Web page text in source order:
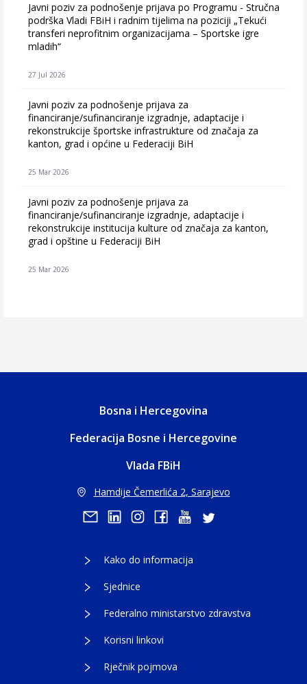
Javni poziv za podnošenje prijava po Programu - Stručna
podrška Vladi FBiH i radnim tijelima na poziciji „Tekući
transferi neprofitnim organizacijama – Sportske igre
mladih“
27 Jul 2026
Javni poziv za podnošenje prijava za
financiranje/sufinanciranje izgradnje, adaptacije i
rekonstrukcije športske infrastrukture od značaja za
kanton, grad i općine u Federaciji BiH
25 Mar 2026
Javni poziv za podnošenje prijava za
financiranje/sufinanciranje izgradnje, adaptacije i
rekonstrukcije institucija kulture od značaja za kanton,
grad i opštine u Federaciji BiH
25 Mar 2026
Bosna i Hercegovina
Federacija Bosne i Hercegovine
Vlada FBiH
Hamdije Čemerlića 2, Sarajevo
Kako do informacija
Sjednice
Federalno ministarstvo zdravstva
Korisni linkovi
Rječnik pojmova